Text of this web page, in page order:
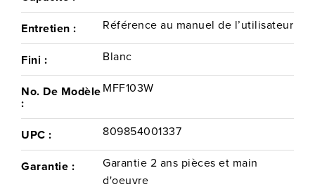
Entretien : Référence au manuel de l’utilisateur
Fini : Blanc
No. De Modèle
:
MFF103W
UPC : 809854001337
Garantie :
Garantie 2 ans pièces et main
d'oeuvre